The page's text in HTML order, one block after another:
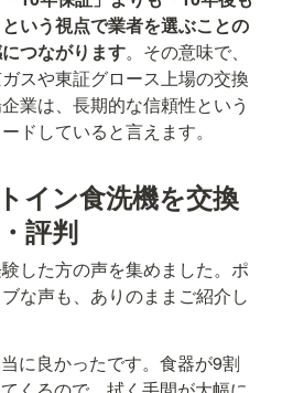
いう視点で業者を選ぶことの
つながります。その意味で、
スや東証グロース上場の交換
業は、長期的な信頼性という
ドしていると言えます。
イン食洗機を交換
評判
した方の声を集めました。ポ
な声も、ありのままご紹介し
に良かったです。食器が9割